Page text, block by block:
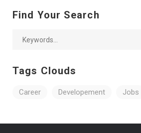
Find Your Search
Tags Clouds
Career Developement Jobs